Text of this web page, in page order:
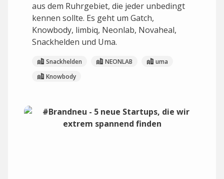
aus dem Ruhrgebiet, die jeder unbedingt
kennen sollte. Es geht um Gatch,
Knowbody, limbiq, Neonlab, Novaheal,
Snackhelden und Uma.
Snackhelden NEONLAB
uma
Knowbody